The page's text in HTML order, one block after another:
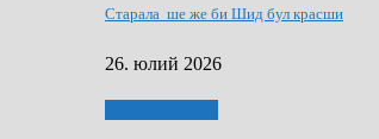
Старала ше же би Шид бул красши
26. юлий 2026